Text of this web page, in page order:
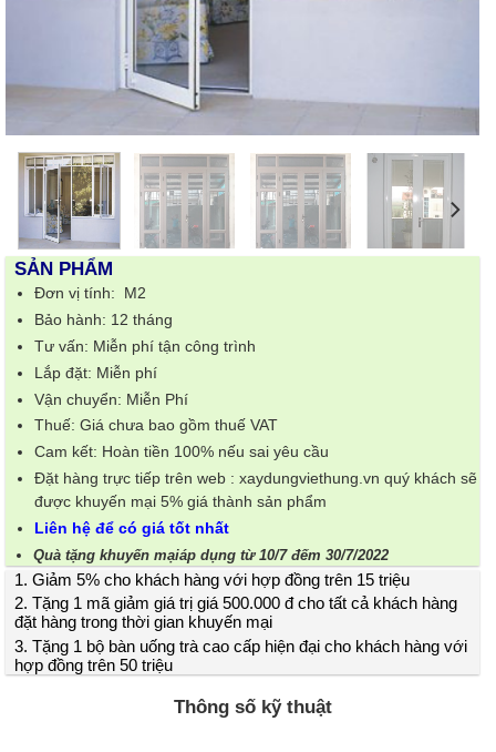
SẢN PHẨM
Đơn vị tính: M2
Bảo hành: 12 tháng
Tư vấn: Miễn phí tận công trình
Lắp đặt: Miễn phí
Vận chuyển: Miễn Phí
Thuế: Giá chưa bao gồm thuế VAT
Cam kết: Hoàn tiền 100% nếu sai yêu cầu
Đặt hàng trực tiếp trên web : xaydungviethung.vn quý khách sẽ
được khuyến mại 5% giá thành sản phẩm
Liên hệ để có giá tốt nhất
Quà tặng khuyến mạiáp dụng từ 10/7 đếm 30/7/2022
1. Giảm 5% cho khách hàng với hợp đồng trên 15 triệu
2. Tặng 1 mã giảm giá trị giá 500.000 đ cho tất cả khách hàng
đặt hàng trong thời gian khuyến mại
3. Tặng 1 bộ bàn uống trà cao cấp hiện đại cho khách hàng với
hợp đồng trên 50 triệu
Thông số kỹ thuật